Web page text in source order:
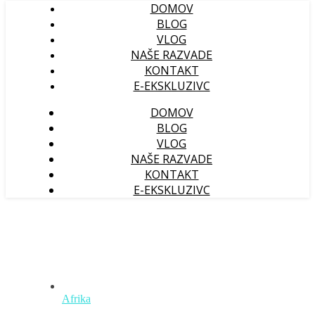
DOMOV
BLOG
VLOG
NAŠE RAZVADE
KONTAKT
E-EKSKLUZIVC
DOMOV
BLOG
VLOG
NAŠE RAZVADE
KONTAKT
E-EKSKLUZIVC
Afrika